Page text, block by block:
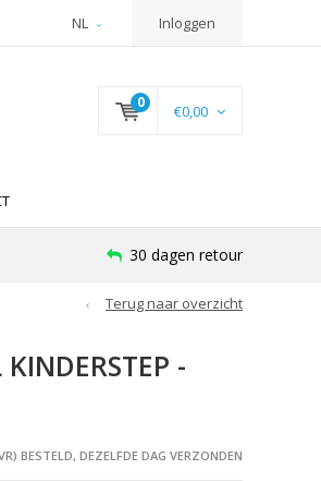
NL Inloggen
0 €0,00
30 dagen retour
Terug naar overzicht
-
BESTELD, DEZELFDE DAG VERZONDEN